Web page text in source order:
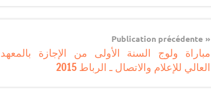
مباريات
بالباك
وما
Navigation
de
l’article
Publication précédente
مباراة ولوج السنة الأولى من الإجازة بالمعهد
العالي للإعلام والاتصال ـ الرباط 2015